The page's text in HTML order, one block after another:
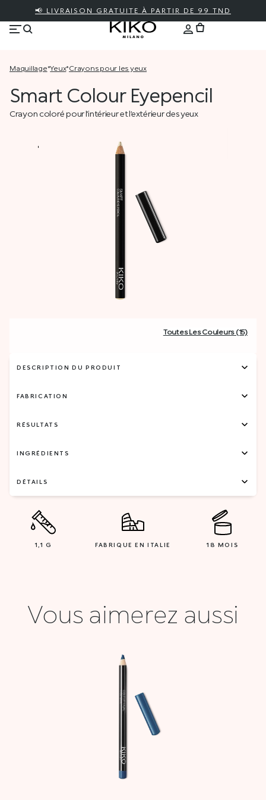
📢 LIVRAISON GRATUITE À PARTIR DE 99 TND
maquillage* yeux* crayons pour les yeux
Smart Colour Eyepencil
Crayon coloré pour l’intérieur et l’extérieur des yeux
Toutes Les Couleurs (15)
DESCRIPTION DU PRODUIT
FABRICATION
RÉSULTATS
INGRÉDIENTS
DÉTAILS
1,1 G FABRIQUE EN ITALIE 18 MOIS
Vous aimerez aussi